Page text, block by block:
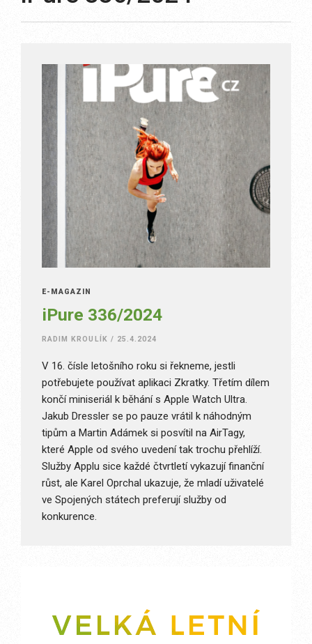
E-MAGAZÍN
iPure 336/2024
RADIM KROULÍK / 25.4.2024
V 16. čísle letošního roku si řekneme, jestli
potřebujete používat aplikaci Zkratky. Třetím dílem
končí miniseriál k běhání s Apple Watch Ultra.
Jakub Dressler se po pauze vrátil k náhodným
tipům a Martin Adámek si posvítil na AirTagy,
které Apple od svého uvedení tak trochu přehlíží.
Služby Applu sice každé čtvrtletí vykazují finanční
růst, ale Karel Oprchal ukazuje, že mladí uživatelé
ve Spojených státech preferují služby od
konkurence.